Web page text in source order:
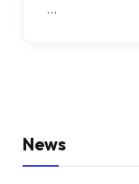
…
News